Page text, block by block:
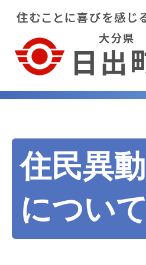
住民異
について